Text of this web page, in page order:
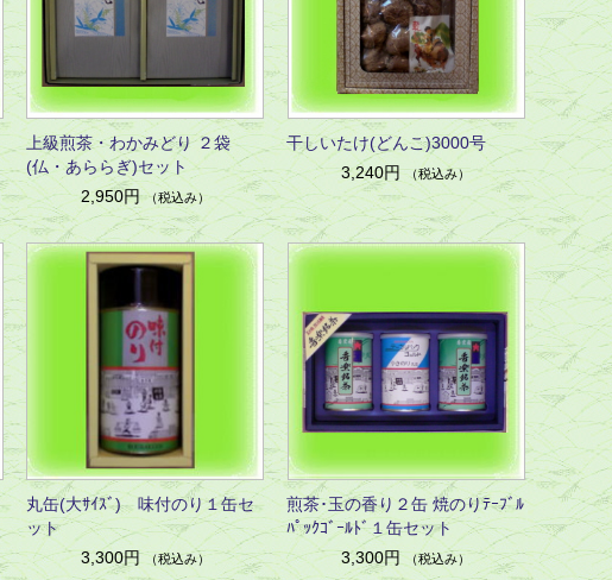
上級煎茶・わかみどり ２袋
(仏・あららぎ)セット
2,950円 （税込み）
干しいたけ(どんこ)3000号
3,240円 （税込み）
丸缶(大ｻｲｽﾞ) 味付のり１缶セ
ット
3,300円 （税込み）
煎茶･玉の香り２缶 焼のりﾃｰﾌﾞﾙ
ﾊﾟｯｸｺﾞｰﾙﾄﾞ１缶セット
3,300円 （税込み）